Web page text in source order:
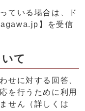
ている場合は、ド
】を受信
て
せに対する回答、
を行うために利用
せん（詳しくは